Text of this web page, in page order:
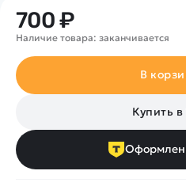
700 ₽
Наличие товара: заканчивается
В
Купить в
Сборные модели
Детские электромобили
Спецтехника
Железные дороги
Запчасти для моделей
Покупка в кредит
Помощь
Отследить заказ
Оплата на сайте